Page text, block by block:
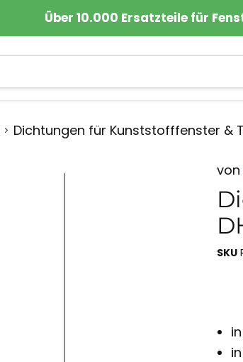
Über 10.000 Ersatzteile für
Dichtungen für Kunststofffenster &
von
SKU